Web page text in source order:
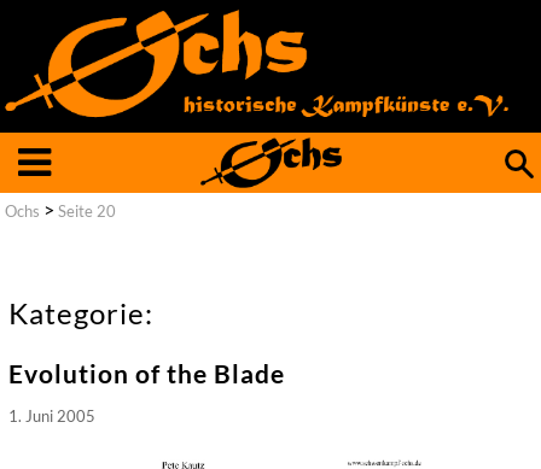
nach:
Ochs >Seite 20
Kategorie:
Evolution of the Blade
1. Juni 2005